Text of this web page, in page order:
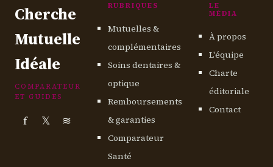
Cherche
Mutuelle
Idéale
COMPARATEUR
ET GUIDES
f 𝕏 ≋
RUBRIQUES
Mutuelles &
complémentaires
Soins dentaires &
optique
Remboursements
& garanties
Comparateur
Santé
LE
MÉDIA
À propos
L'équipe
Charte
éditoriale
Contact